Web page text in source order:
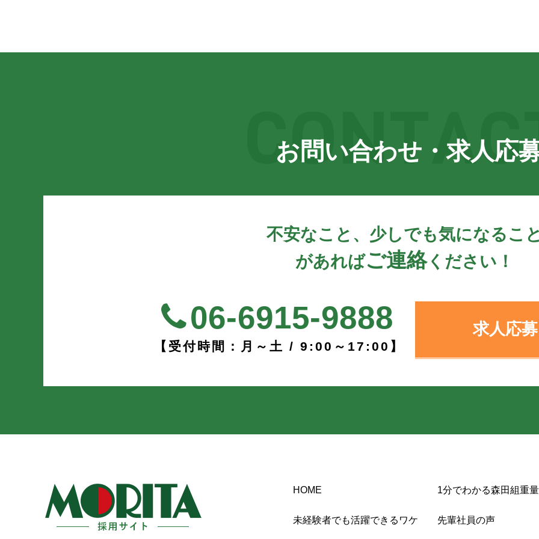
お問い合わせ・求人応
不安なこと、少しでも気になるこ
があればご連絡ください！
06-6915-9888
【受付時間：月～土 / 9:00～17:00】
求人応
HOME 1分でわかる森田組重量
未経験者でも活躍できるワケ 先輩社員の声